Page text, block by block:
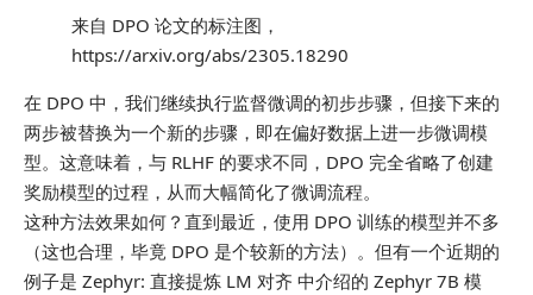
来自 DPO 论文的标注图，
https://arxiv.org/abs/2305.18290
在 DPO 中，我们继续执行监督微调的初步步骤，但接下来的
两步被替换为一个新的步骤，即在偏好数据上进一步微调模
型。这意味着，与 RLHF 的要求不同，DPO 完全省略了创建
奖励模型的过程，从而大幅简化了微调流程。
这种方法效果如何？直到最近，使用 DPO 训练的模型并不多
（这也合理，毕竟 DPO 是个较新的方法）。但有一个近期的
例子是 Zephyr: 直接提炼 LM 对齐 中介绍的 Zephyr 7B 模